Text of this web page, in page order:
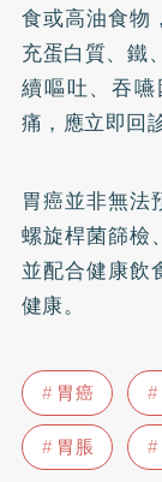
食或高油食物
充蛋白質、鐵
續嘔吐、吞
痛，應立即回診
胃癌並非無法
螺旋桿菌篩檢
並配合健康飲
健康。
胃癌
胃脹